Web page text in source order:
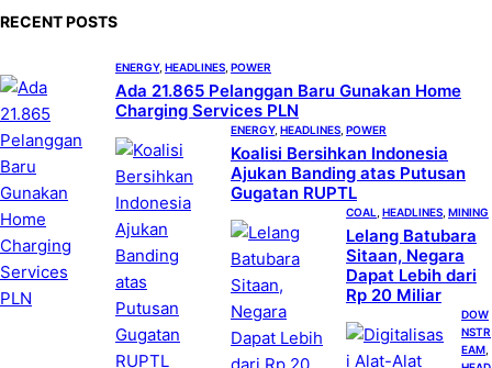
RECENT POSTS
ENERGY, HEADLINES POWER
Ada 21.865 Pelanggan Baru Gunakan Home
Charging Services PLN
ENERGY, HEADLINES POWER
Koalisi Bersihkan Indonesia
Ajukan Banding atas Putusan
Gugatan RUPTL
COAL HEADLINES MINING
Lelang Batubara
Sitaan, Negara
Dapat Lebih dari
Rp 20 Miliar
DOW
NSTR
EAM